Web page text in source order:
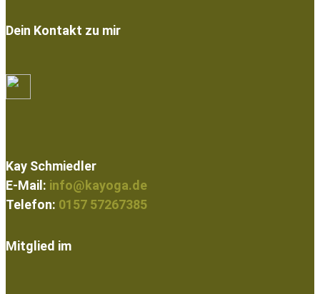
Dein Kontakt zu mir
Kay Schmiedler
E-Mail: info@kayoga.de
Telefon: 0157 57267385
Mitglied im